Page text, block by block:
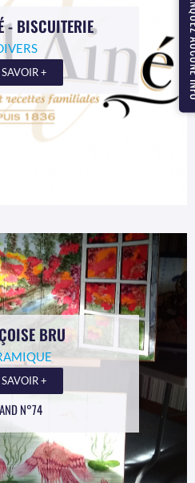
NE
- BISCUITERIE
+
BRU
+
N°74